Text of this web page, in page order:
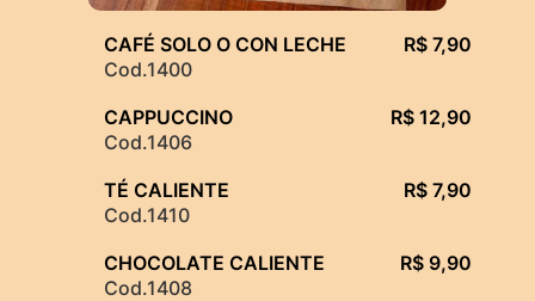
CAFÉ SOLO O CON LECHE
R$ 7,90
Cod.1400
CAPPUCCINO
R$ 12,90
Cod.1406
TÉ CALIENTE
R$ 7,90
Cod.1410
CHOCOLATE CALIENTE
R$ 9,90
Cod.1408